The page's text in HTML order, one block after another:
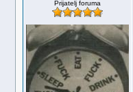
Prijatelj foruma